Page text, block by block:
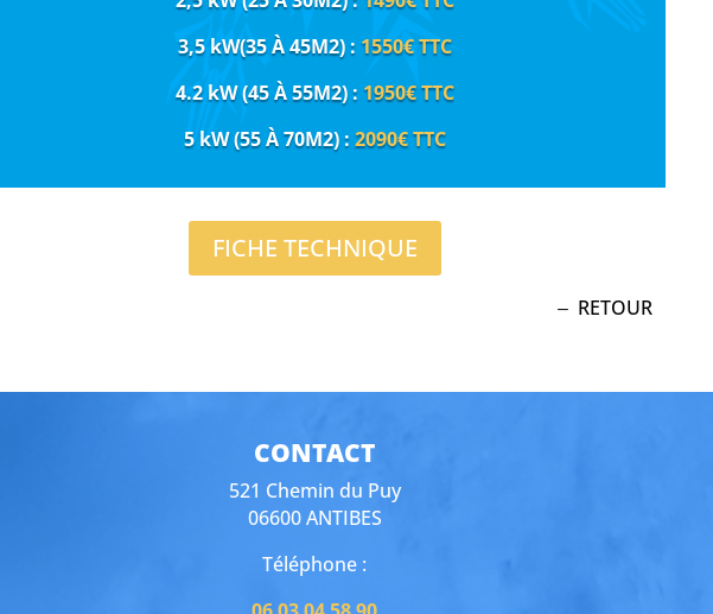
3,5 kW(35 À 45M2) : 1550€TTC
4.2 kW (45 À 55M2) : 1950€TTC
5 kW (55 À 70M2) : 2090€TTC
FICHE TECHNIQUE
RETOUR
CONTACT
521 Chemin du Puy
06600 ANTIBES
Téléphone :